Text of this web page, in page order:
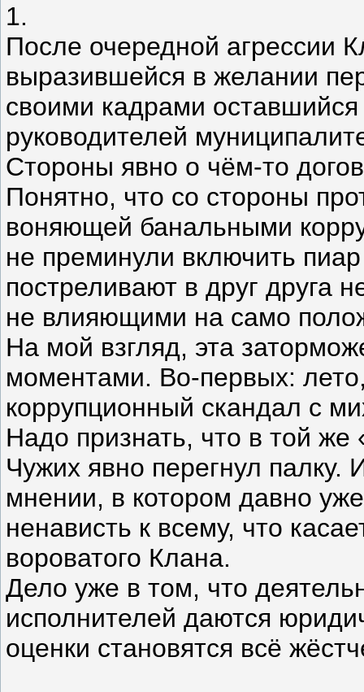
1.
После очередной агрессии
выразившейся в желании
своими кадрами
руководителей
Стороны явно о чём-то
Понятно, что со стороны
воняющей банальными
не преминули включить
постреливают в друг друга
не влияющими на само
На мой взгляд, эта
моментами. Во-первых:
коррупционный скандал с
Надо признать, что в той же
Чужих явно перегнул
мнении, в котором давно
ненависть к всему, что
вороватого Клана.
Дело уже в том, что
исполнителей даются
оценки становятся всё